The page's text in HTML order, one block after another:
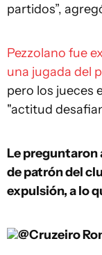
partidos”,
Pezzolano fue
una jugada del
pero los jueces
"actitud
Le preguntaron
de patrón del
expulsión, a lo
@Cruzeiro